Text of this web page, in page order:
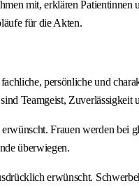
mit, erklären
für die Akten.
persönliche und
Teamgeist,
Frauen werden bei
überwiegen.
erwünscht.